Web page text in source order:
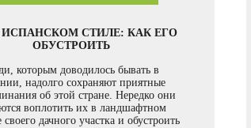
ИСПАНСКОМ СТИЛЕ: КАК ЕГО
ОБУСТРОИТЬ
которым доводилось бывать в
надолго сохраняют приятные
об этой стране. Нередко они
воплотить их в ландшафтном
своего дачного участка и обустроить